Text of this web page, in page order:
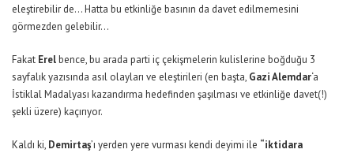
eleştirebilir de… Hatta bu etkinliğe basının da davet edilmemesini
görmezden gelebilir…
Fakat Erelbence, bu arada parti iç çekişmelerin kulislerine boğduğu 3
sayfalık yazısında asıl olayları ve eleştirileri (en başta, Gazi Alemdar‘a
İstiklal Madalyası kazandırma hedefinden şaşılması ve etkinliğe davet(!)
şekli üzere) kaçırıyor.
Kaldı ki, Demirtaş’ı yerden yere vurması kendi deyimi ile “iktidara